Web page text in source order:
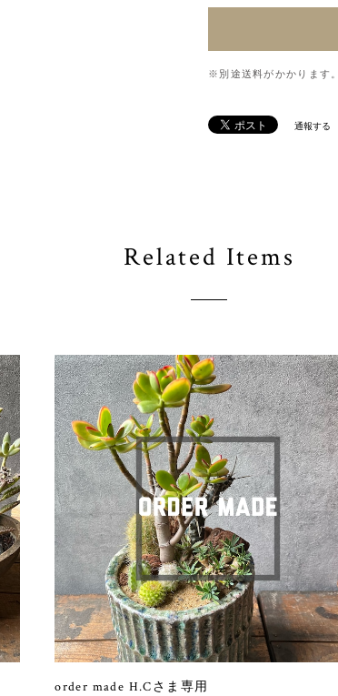
※別途送料がかかります。
通報する
Related Items
order made H.Cさま専用